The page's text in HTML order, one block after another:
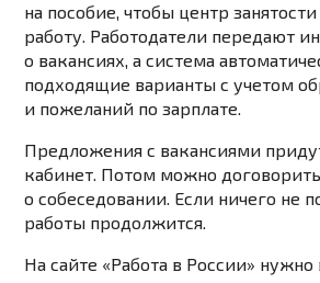
на пособие, чтобы центр
работу. Работодатели передают
о вакансиях, а система
подходящие варианты с учетом
и пожеланий по зарплате.
Предложения с вакансиями
кабинет. Потом можно
о собеседовании. Если ничего не
работы продолжится.
На сайте «Работа в России»